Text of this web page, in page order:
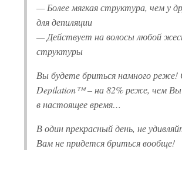
— Более мягкая структура, чем у
для депиляции
— Действует на волосы любой
структуры
Вы будете бриться намного реже!
Depilation™ – на 82% реже, чем
в настоящее время…
В один прекрасный день, не
Вам не придется бриться вообще!